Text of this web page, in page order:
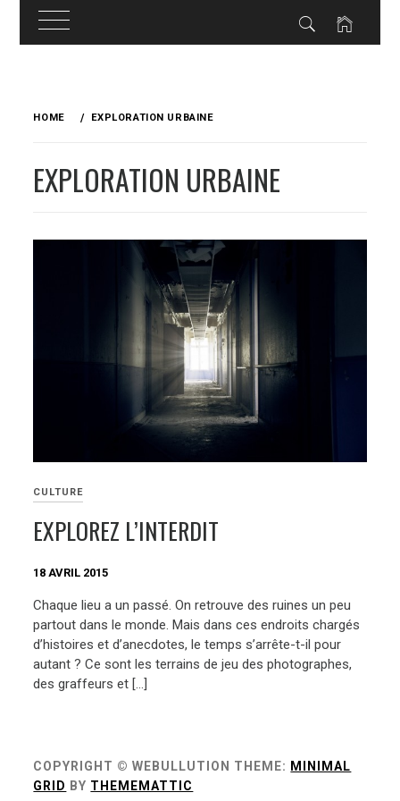
HOME EXPLORATION URBAINE
EXPLORATION URBAINE
CULTURE
EXPLOREZ L’INTERDIT
18 AVRIL 2015
Chaque lieu a un passé. On retrouve des ruines un peu
partout dans le monde. Mais dans ces endroits chargés
d’histoires et d’anecdotes, le temps s’arrête-t-il pour
autant ? Ce sont les terrains de jeu des photographes,
des graffeurs et […]
COPYRIGHT © WEBULLUTION THEME: MINIMAL
GRID BY THEMEMATTIC